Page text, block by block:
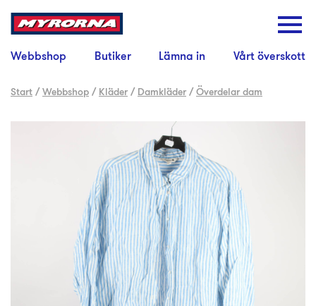
Webbshop Butiker Lämna in Vårt överskott
Start /Webbshop / Kläder / Damkläder /Överdelar dam